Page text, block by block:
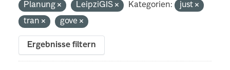
Planung
LeipziGIS Kategorien:
just
tran
gove
Ergebnisse filtern